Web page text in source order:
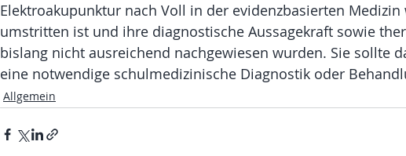
Elektroakupunktur nach Voll in der evidenzbasierten
umstritten ist und ihre diagnostische Aussagekraft sowie
bislang nicht ausreichend nachgewiesen wurden. Sie sollte
eine notwendige schulmedizinische Diagnostik oder
Allgemein